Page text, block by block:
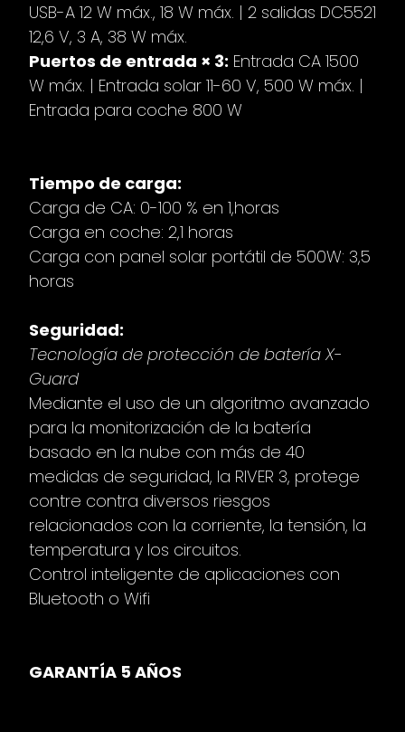
USB-A 12 W máx., 18 W máx. | 2 salidas DC5521
12,6 V, 3 A, 38 W máx.
Puertos de entrada × 3: Entrada CA 1500
W máx. | Entrada solar 11-60 V, 500 W máx. |
Entrada para coche 800 W
Tiempo de carga:
Carga de CA: 0-100 % en 1,horas
Carga en coche: 2,1 horas
Carga con panel solar portátil de 500W: 3,5
horas
Seguridad:
Tecnología de protección de batería X-
Guard
Mediante el uso de un algoritmo avanzado
para la monitorización de la batería
basado en la nube con más de 40
medidas de seguridad, la RIVER 3, protege
contre contra diversos riesgos
relacionados con la corriente, la tensión, la
temperatura y los circuitos.
Control inteligente de aplicaciones con
Bluetooth o Wifi
GARANTÍA 5 AÑOS